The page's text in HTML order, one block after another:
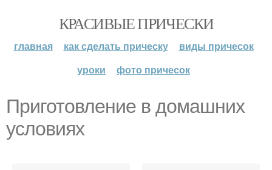
КРАСИВЫЕ ПРИЧЕСКИ
главная как сделать прическу
виды причесок
уроки
фото причесок
Приготовление в домашних
условиях